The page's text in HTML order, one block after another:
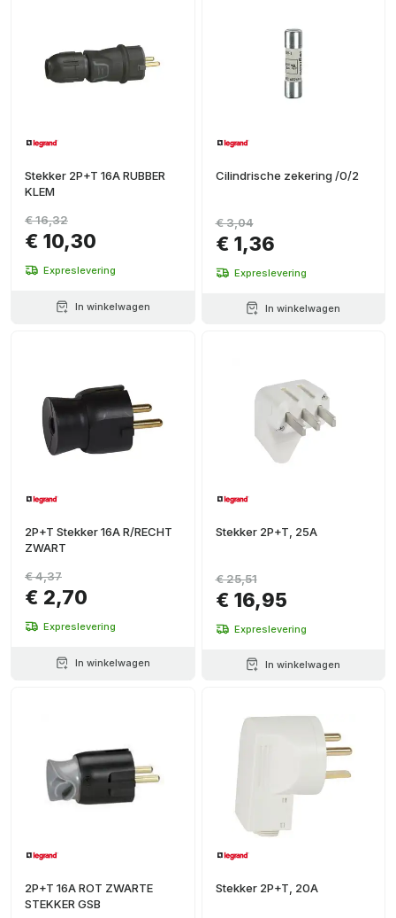
Stekker 2P+T 16A RUBBER
KLEM
€ 10,30
€ 16,32
Expreslevering
In winkelwagen
Cilindrische zekering /0/2
€ 1,36
€ 3,04
Expreslevering
In winkelwagen
2P+T Stekker 16A R/RECHT
ZWART
€ 2,70
€ 4,37
Expreslevering
In winkelwagen
Stekker 2P+T, 25A
€ 16,95
€ 25,51
Expreslevering
In winkelwagen
2P+T 16A ROT ZWARTE
STEKKER GSB
Stekker 2P+T, 20A